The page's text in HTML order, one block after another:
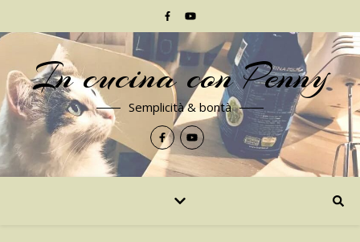
In cucina con Penny
Semplicità & bontà